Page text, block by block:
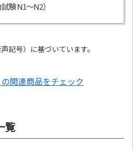
記号）に基づいています。
関連商品をチェック
覧